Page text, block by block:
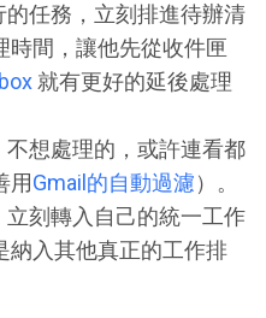
的任務，立刻排進待辦清
時間，讓他先從收件匣
就有更好的延後處理
不想處理的，或許連看都
用Gmail的自動過濾）。
立刻轉入自己的統一工作
納入其他真正的工作排